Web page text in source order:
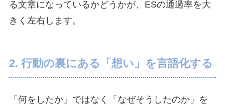
る文章になっているかどうかが、ESの通過率を大
きく左右します。
2. 行動の裏にある「想い」を言語化する
「何をしたか」ではなく「なぜそうしたのか」を